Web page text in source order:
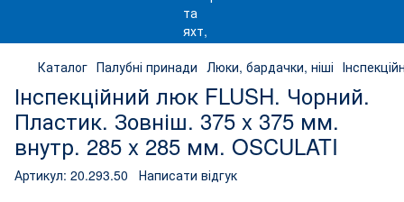
Каталог Палубні принади Люки, бардачки, ніші
Інспекційний люк FLUSH. Чорний.
Пластик. Зовніш. 375 x 375 мм.
внутр. 285 x 285 мм. OSCULATI
Артикул: 20.293.50 Написати відгук